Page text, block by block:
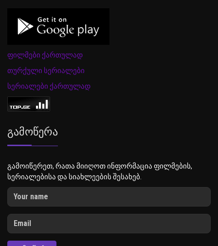
ფილმები ქართულად
თურქული სერიალები
სერიალები ქართულად
Გამოწერა
გამოიწერეთ, რათა მიიღოთ ინფორმაცია ფილმების,
სერიალებისა და სიახლეების შესახებ.